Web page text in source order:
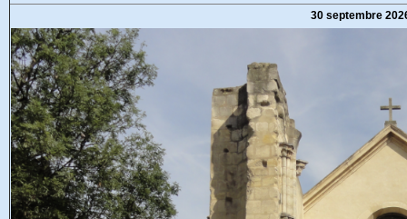
30 septembre